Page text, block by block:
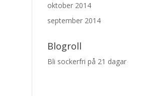
oktober 2014
september 2014
Blogroll
Bli sockerfri på 21 dagar